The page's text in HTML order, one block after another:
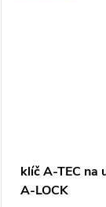
klíč A-TEC na
A-LOCK